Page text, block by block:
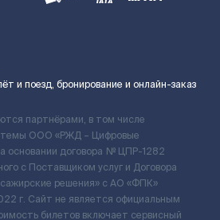
и поезд, бронирование и онлайн-заказ
партнёрами, в том числе
ООО «РЖД – Цифровые
основании договора № ЦПР-1282
с Поставщиком услуг и Договора
решения» c АО «ФПК»
г. Сайт не является официальным
билетов включает сервисный